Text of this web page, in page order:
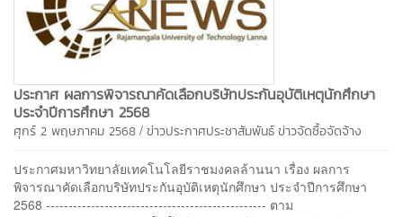
ประกาศ ผลการพิจารณาคัดเลือกบริษัทประกันอุบัติเหตุนักศึกษา
ประจำปีการศึกษา 2568
ศุกร์ 2 พฤษภาคม 2568 / ข่าวประกาศประชาสัมพันธ์ข่าวจัดซื้อจัดจ้าง
ประกาศมหาวิทยาลัยเทคโนโลยีราชมงคลล้านนา เรื่อง ผลการ
พิจารณาคัดเลือกบริษัทประกันอุบัติเหตุนักศึกษา ประจำปีการศึกษา
2568 ------------------------------------------------- ตาม